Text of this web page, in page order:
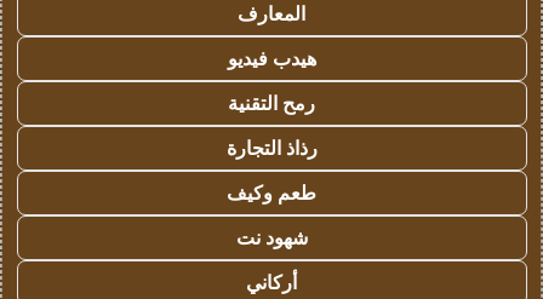
المعارف
هيدب فيديو
رمح التقنية
رذاذ التجارة
طعم وكيف
شهود نت
أركاني